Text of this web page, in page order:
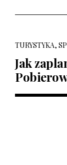
TURYSTYKA,
Jak